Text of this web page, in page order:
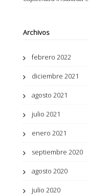
Archivos
febrero 2022
diciembre 2021
agosto 2021
julio 2021
enero 2021
septiembre 2020
agosto 2020
julio 2020